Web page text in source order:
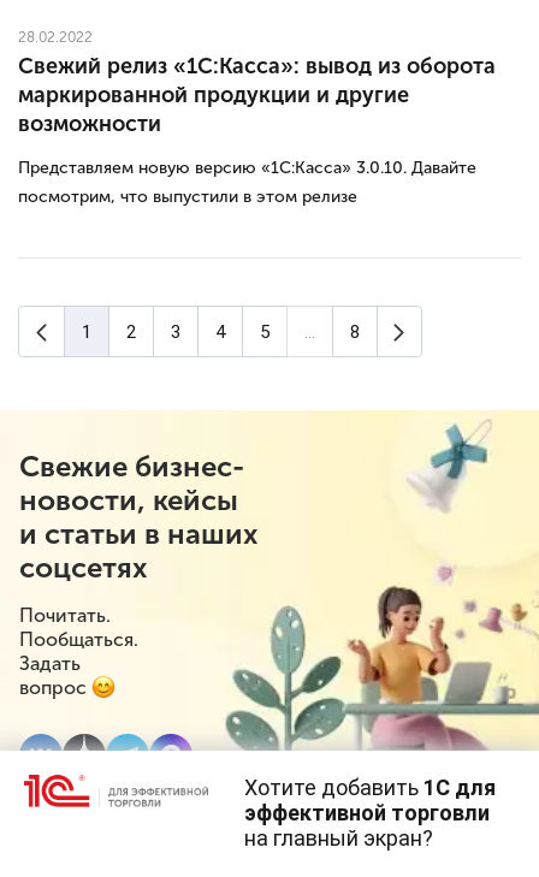
28.02.2022
Свежий релиз «1С:Касса»: вывод из оборота
маркированной продукции и другие
возможности
Представляем новую версию «1С:Касса» 3.0.10. Давайте
посмотрим, что выпустили в этом релизе
Предыдущая страница
1 2 3 4 5 8
Свежие бизнес-
новости, кейсы
и статьи в наших
соцсетях
Почитать.
Пообщаться.
Задать
вопрос
cookie-файлы (файлы с данными о прошлых
Хотите добавить 1С для
эффективной торговли
на главный экран?